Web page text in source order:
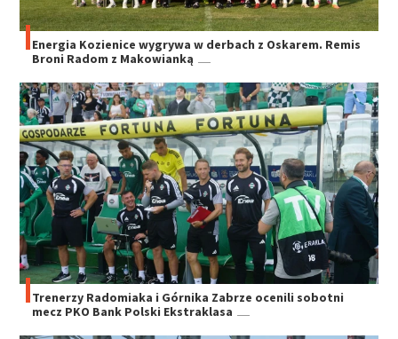
Energia Kozienice wygrywa w derbach z Oskarem. Remis
Broni Radom z Makowianką
Trenerzy Radomiaka i Górnika Zabrze ocenili sobotni
mecz PKO Bank Polski Ekstraklasa